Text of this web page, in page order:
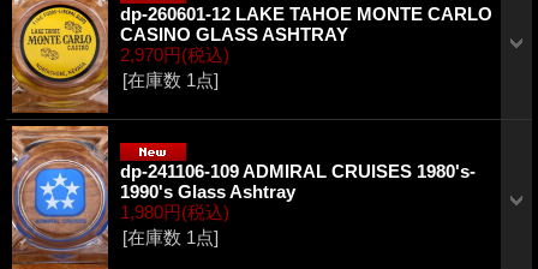
dp-260601-12 LAKE TAHOE MONTE CARLO
CASINO GLASS ASHTRAY
2,970円(税込)
[在庫数 1点]
dp-241106-109 ADMIRAL CRUISES 1980's-
1990's Glass Ashtray
1,980円(税込)
[在庫数 1点]